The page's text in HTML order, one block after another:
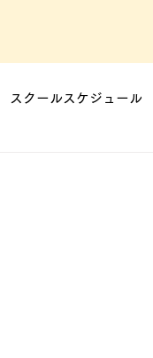
スクールスケジュール